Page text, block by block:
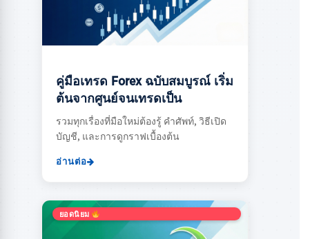
คู่มือเทรด Forex ฉบับสมบูรณ์ เริ่ม
ต้นจากศูนย์จนเทรดเป็น
รวมทุกเรื่องที่มือใหม่ต้องรู้ คำศัพท์, วิธีเปิด
บัญชี, และการดูกราฟเบื้องต้น
อ่านต่อ
ยอดนิยม